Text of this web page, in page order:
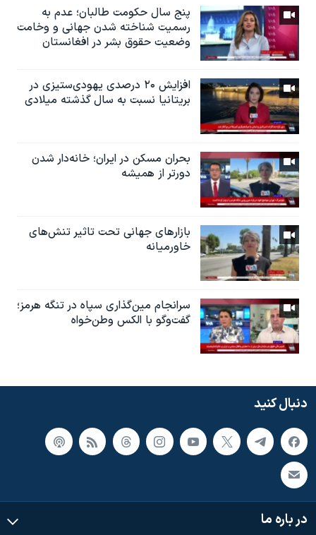
پنج سال حکومت طالبان؛ عدم به
رسمیت شناخته شدن جهانی و وخامت
وضعیت حقوق بشر در افغانستان
افزایش ۲۰ درصدی یهودی‌ستیزی در
بریتانیا نسبت به سال گذشته میلادی
بحران مسکن در ایران؛ خانه‌دار شدن
دورتر از همیشه
بازارهای جهانی تحت تاثیر تنش‌های
خاورمیانه
سرانجام مین‌گذاری‌ سپاه در تنگه هرمز؛
گفت‌وگو با الکس وطن‌خواه
دنبال کنید
در باره ما